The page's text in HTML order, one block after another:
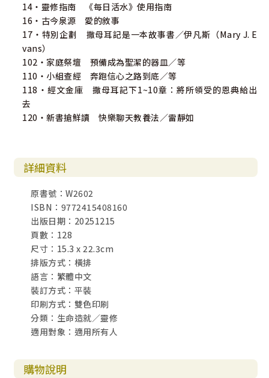
14・靈修指南 《每日活水》使用指南
16・古今泉源 愛的敘事
17・特別企劃 撒母耳記是一本故事書／伊凡斯（Mary J. E
vans）
102・家庭祭壇 預備成為聖潔的器皿／等
110・小組查經 奔跑信心之路到底／等
118・經文金庫 撒母耳記下1~10章：將所領受的恩典給出
去
120・新書搶鮮讀 快樂聊天教養法／雷靜如
詳細資料
原書號：W2602
ISBN：9772415408160
出版日期：20251215
頁數：128
尺寸：15.3 x 22.3cm
排版方式：橫排
語言：繁體中文
裝訂方式：平裝
印刷方式：雙色印刷
分類：生命造就／靈修
適用對象：適用所有人
購物說明